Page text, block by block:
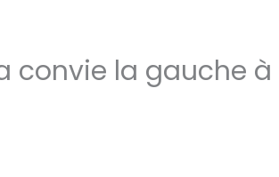
convie la gauche à